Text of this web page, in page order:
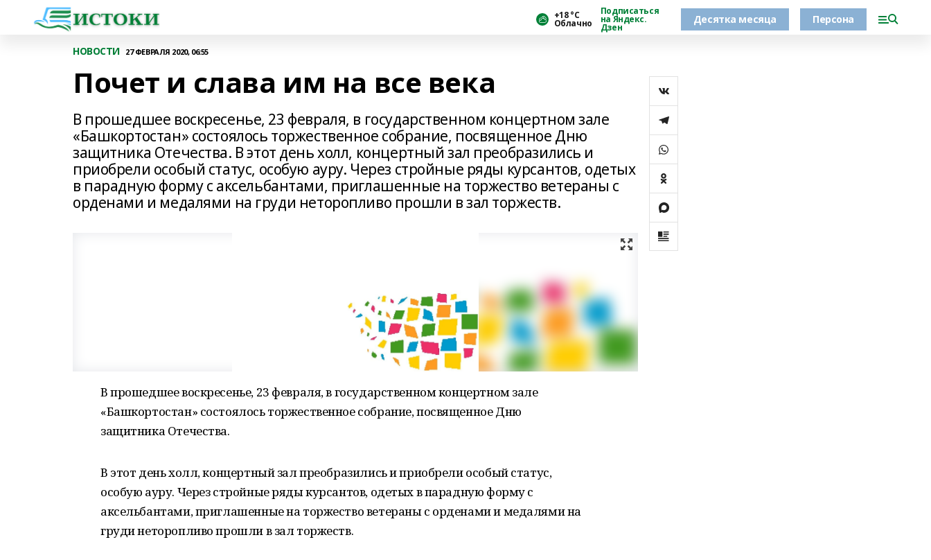
+18 °С
Облачно
Подписаться
на Яндекс.
Дзен
Десятка месяца Персона
НОВОСТИ 27 ФЕВРАЛЯ 2020, 06:55
Почет и слава им на все века
В прошедшее воскресенье, 23 февраля, в государственном концертном зале
«Башкортостан» состоялось торжественное собрание, посвященное Дню
защитника Отечества. В этот день холл, концертный зал преобразились и
приобрели особый статус, особую ауру. Через стройные ряды курсантов, одетых
в парадную форму с аксельбантами, приглашенные на торжество ветераны с
орденами и медалями на груди неторопливо прошли в зал торжеств.
В прошедшее воскресенье, 23 февраля, в государственном концертном зале
«Башкортостан» состоялось торжественное собрание, посвященное Дню
защитника Отечества.
В этот день холл, концертный зал преобразились и приобрели особый статус,
особую ауру. Через стройные ряды курсантов, одетых в парадную форму с
аксельбантами, приглашенные на торжество ветераны с орденами и медалями на
груди неторопливо прошли в зал торжеств.